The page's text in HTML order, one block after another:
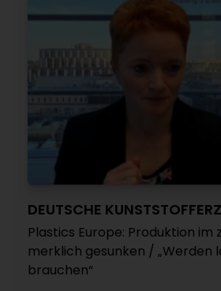
DEUTSCHE
Plastics Europe: Produktion im
merklich gesunken / „Werden
brauchen“